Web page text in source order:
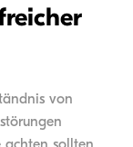
von